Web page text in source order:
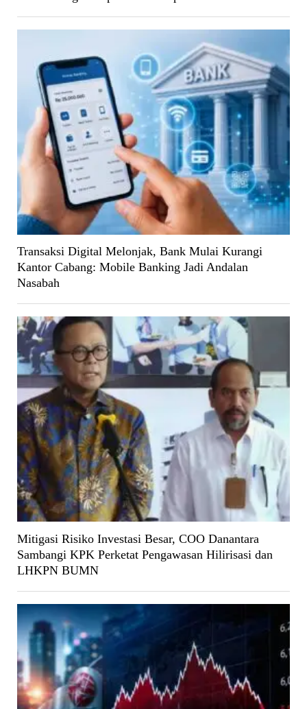
Transaksi Digital Melonjak, Bank Mulai Kurangi
Kantor Cabang: Mobile Banking Jadi Andalan
Nasabah
Mitigasi Risiko Investasi Besar, COO Danantara
Sambangi KPK Perketat Pengawasan Hilirisasi dan
LHKPN BUMN